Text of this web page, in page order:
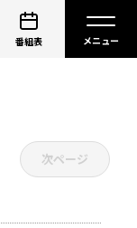
番組表
次ページ